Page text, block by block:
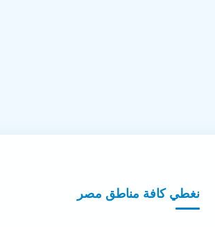
نغطي كافة مناطق مصر